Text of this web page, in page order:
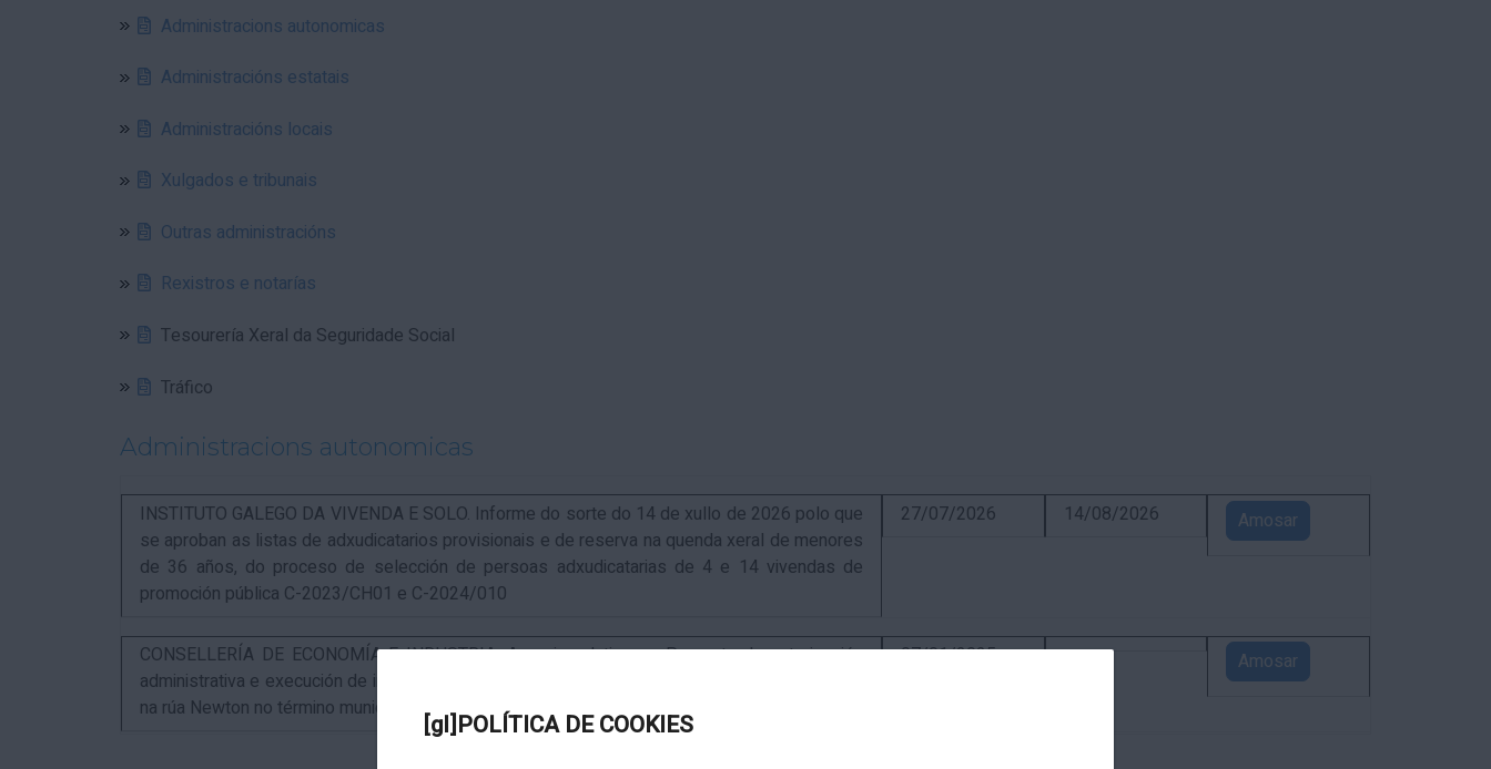
[gl]POLÍTICA DE COOKIES
Administracions autonomicas
Administracións estatais
Administracións locais
Xulgados e tribunais
Outras administracións
Rexistros e notarías
Tesourería Xeral da Seguridade Social
Tráfico
Administracions autonomicas
INSTITUTO GALEGO DA VIVENDA E SOLO. Informe do sorte do 14 de xullo de 2026 polo que
se aproban as listas de adxudicatarios provisionais e de reserva na quenda xeral de menores
de 36 años, do proceso de selección de persoas adxudicatarias de 4 e 14 vivendas de
promoción pública C-2023/CH01 e C-2024/010
27/07/2026 14/08/2026 Amosar
CONSELLERÍA DE ECONOMÍA E INDUSTRIA. Anuncio relativo ao Proxecto de autorización
administrativa e execución de instalacións para a instalación de nova ERM 16/4 Q.9000-D sita
na rúa Newton no término municipal da Coruña, exp. IN627A 2024/4-1
07/01/2025 Amosar